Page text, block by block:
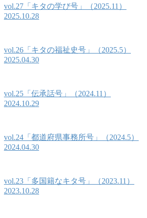
vol.27「キタの学び号」（2025.11）
2025.10.28
vol.26「キタの福祉史号」（2025.5）
2025.04.30
vol.25「伝承話号」（2024.11）
2024.10.29
vol.24「都道府県事務所号」（2024.5）
2024.04.30
vol.23「多国籍なキタ号」（2023.11）
2023.10.28